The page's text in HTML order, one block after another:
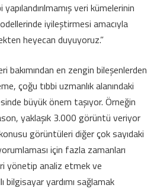
veri kümelerinin
iyileştirmesi amacıyla
heyecan duyuyoruz.”
bakımından en zengin bileşenlerden
çoğu tıbbi uzmanlık alanındaki
büyük önem taşıyor. Örneğin
yaklaşık 3.000 görüntü veriyor
görüntüleri diğer çok sayıdaki
için fazla zamanları
yönetip analiz etmek ve
bilgisayar yardımı sağlamak